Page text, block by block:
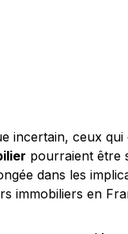
incertain, ceux qui
pourraient être
dans les
immobiliers en